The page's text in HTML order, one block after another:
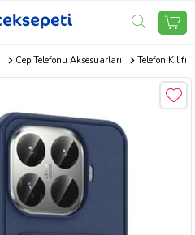
Cep Telefonu Aksesuarları Telefon Kılıfı